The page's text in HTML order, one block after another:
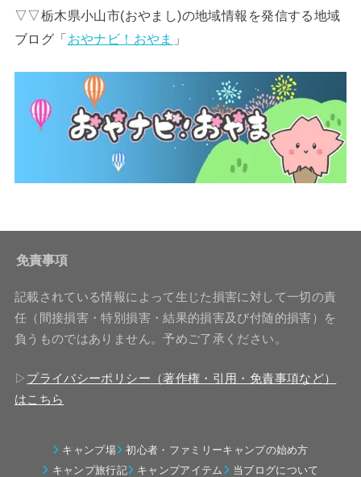
▽▽栃木県小山市(おやまし)の地域情報を発信する地域
ブログ「おやナビ！おやま 」
免責事項
記載されている情報によって生じた損害に対して一切の責
任（間接損害・特別損害・結果的損害及び付随的損害）を
負うものではありません。予めご了承ください。
▷ プライバシーポリシー（著作権・引用・免責事項など）
はこちら
キャンプ場
初心者・ファミリーキャンプの始め方
キャンプ旅行記
キャンプアイテム 当ブログについて